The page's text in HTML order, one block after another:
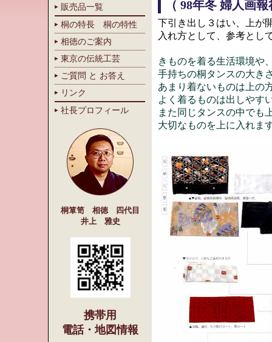
販売品一覧
桐の特長 桐の特性
相徳のご案内
東京の伝統工芸
ご質問 と お答え
リンク
社長プロフィール
桐箪笥 相徳 四代目
井上 雅史
携帯用
電話・地図情報
（ 98年冬 婦人画
下引き出し３はい、上が
入れ方として、参考とし
きものを着る生活環境や
手持ちの桐タンスの大き
あまり着ないものは上の
よく着るものは出しやす
また同じタンスの中でも
大切なものを上に入れま